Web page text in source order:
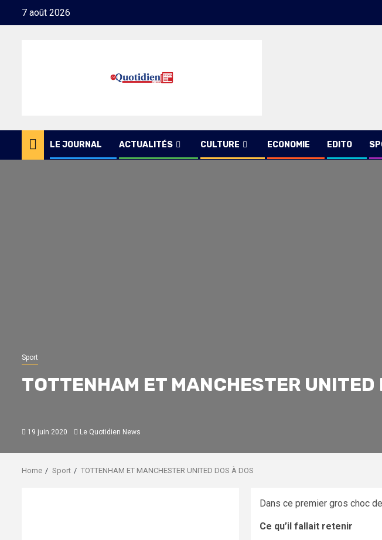
7 août 2026
LE JOURNAL ACTUALITÉS CULTURE ECONOMIE EDITO
Sport
TOTTENHAM ET MANCHESTER UNITED
19 juin 2020 Le Quotidien News
Home Sport TOTTENHAM ET MANCHESTER UNITED DOS À DOS
Dans ce premier gros choc
Ce qu’il fallait retenir